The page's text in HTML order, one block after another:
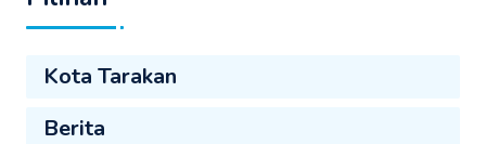
Kota Tarakan
Berita